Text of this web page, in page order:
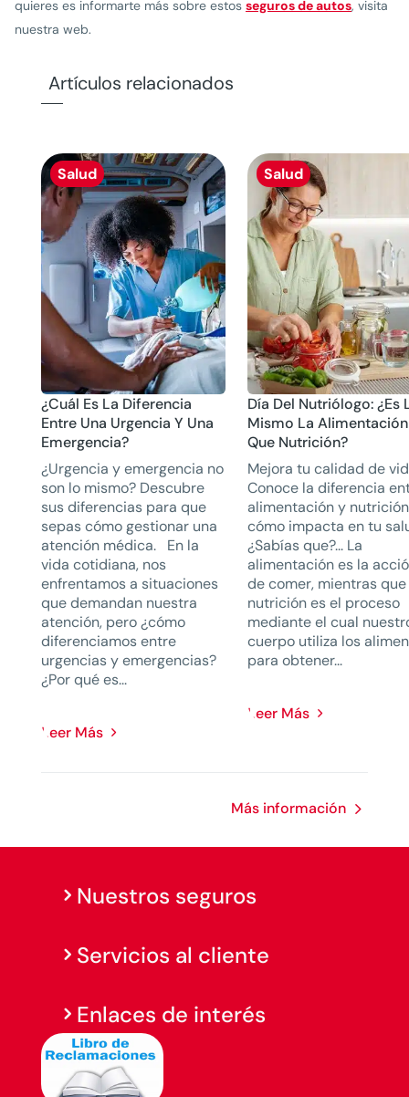
quieres es informarte más sobre estos seguros de autos, visita
nuestra web.
Artículos relacionados
Salud
¿Cuál Es La Diferencia
Entre Una Urgencia Y Una
Emergencia?
¿Urgencia y emergencia no
son lo mismo? Descubre
sus diferencias para que
sepas cómo gestionar una
atención médica. En la
vida cotidiana, nos
enfrentamos a situaciones
que demandan nuestra
atención, pero ¿cómo
diferenciamos entre
urgencias y emergencias?
¿Por qué es...
Leer Más
Salud
Día Del Nutriólogo: ¿Es
Mismo La Alimentación
Que Nutrición?
Mejora tu calidad de
Conoce la diferencia
alimentación y
cómo impacta en tu
¿Sabías que?... La
alimentación es la
de comer, mientras
nutrición es el proceso
mediante el cual
cuerpo utiliza los
para obtener...
Leer Más
Más información
Nuestros seguros
Servicios al cliente
Enlaces de interés